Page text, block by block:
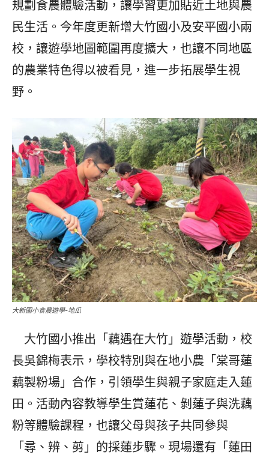
規劃食農體驗活動，讓學習更加貼近土地與農
民生活。今年度更新增大竹國小及安平國小兩
校，讓遊學地圖範圍再度擴大，也讓不同地區
的農業特色得以被看見，進一步拓展學生視
野。
大新國小食農遊學-地瓜
大竹國小推出「藕遇在大竹」遊學活動，校
長吳錦梅表示，學校特別與在地小農「棠哥蓮
藕製粉場」合作，引領學生與親子家庭走入蓮
田。活動內容教導學生賞蓮花、剝蓮子與洗藕
粉等體驗課程，也讓父母與孩子共同參與
「尋、辨、剪」的採蓮步驟。現場還有「蓮田